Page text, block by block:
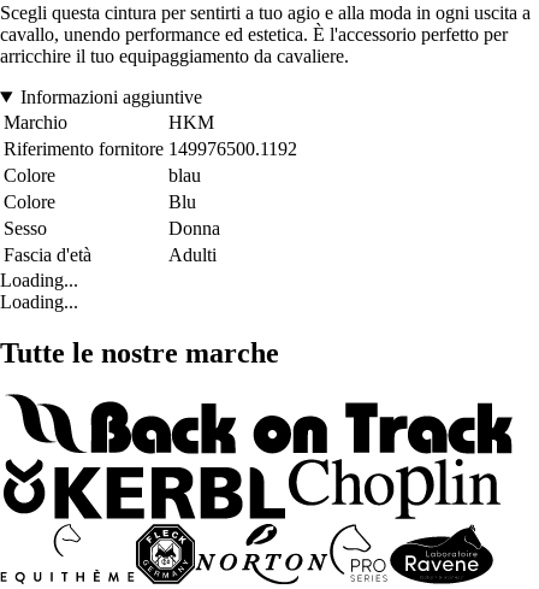
Scegli questa cintura per sentirti a tuo agio e alla moda in ogni uscita a
cavallo, unendo performance ed estetica. È l'accessorio perfetto per
arricchire il tuo equipaggiamento da cavaliere.
Informazioni aggiuntive
Marchio
HKM
Riferimento fornitore 149976500.1192
Colore
blau
Colore
Blu
Sesso
Donna
Fascia d'età
Adulti
Loading...
Loading...
Tutte le nostre marche